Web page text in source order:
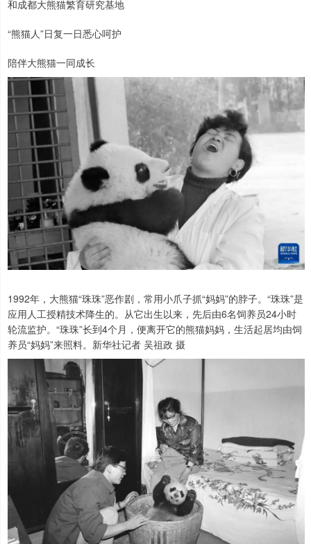
和成都大熊猫繁育研究基地
“熊猫人”日复一日悉心呵护
陪伴大熊猫一同成长
1992年，大熊猫“珠珠”恶作剧，常用小爪子抓“妈妈”的脖子。“珠珠”是
应用人工授精技术降生的。从它出生以来，先后由6名饲养员24小时
轮流监护。“珠珠”长到4个月，便离开它的熊猫妈妈，生活起居均由饲
养员“妈妈”来照料。新华社记者 吴祖政 摄